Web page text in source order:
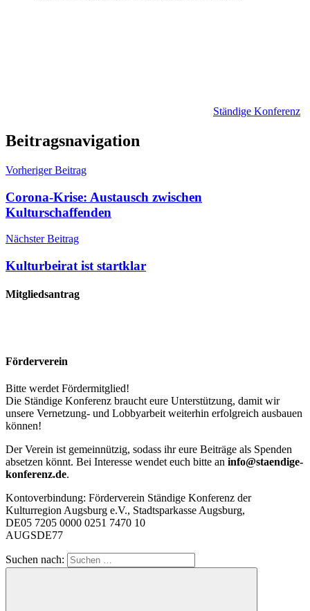
Ständige Konferenz
Beitragsnavigation
Vorheriger Beitrag
Corona-Krise: Austausch zwischen
Kulturschaffenden
Nächster Beitrag
Kulturbeirat ist startklar
Mitgliedsantrag
Förderverein
Bitte werdet Fördermitglied!
Die Ständige Konferenz braucht eure Unterstützung, damit wir
unsere Vernetzung- und Lobbyarbeit weiterhin erfolgreich ausbauen
können!
Der Verein ist gemeinnützig, sodass ihr eure Beiträge als Spenden
absetzen könnt. Bei Interesse wendet euch bitte an info@staendige-
konferenz.de.
Kontoverbindung: Förderverein Ständige Konferenz der
Kulturregion Augsburg e.V., Stadtsparkasse Augsburg,
DE05 7205 0000 0251 7470 10
AUGSDE77
Suchen nach: